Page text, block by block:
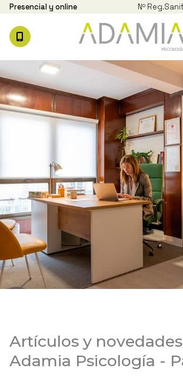
Presencial y online Nº Reg.
Artículos y
Adamia Psicología -